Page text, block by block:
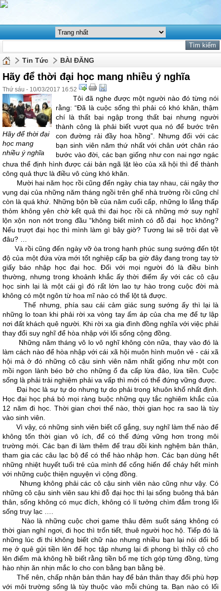
Tin Tức BÀI ĐĂNG
Hãy để thời đại học mang nhiều ý nghĩa
Thứ sáu - 10/03/2017 16:52
Hãy để thời đại
học mang
nhiều ý nghĩa
Tôi đã nghe được một người nào đó từng nói
rằng: “Đã là cuộc sống thì phải có khó khăn, thậm
chí là thất bại ngập trong thất bại nhưng người
thành công là phải biết vượt qua nó để bước trên
con đường rải đầy hoa hồng”. Nhưng đối với các
bạn sinh viên năm thứ nhất với chân ướt chân ráo
bước vào đời, các bạn giống như con nai ngơ ngác
chưa thể định hình được cái bản ngã lặt lèo của xã hội thì để thành
công quả thực là điều vô cùng khó khăn.
Mười hai năm học rồi cũng đến ngày chia tay nhau, cái ngây thơ
vụng dại của những năm tháng ngồi trên ghế nhà trường rồi cũng chỉ
còn là quá khứ. Những bộn bề của năm cuối cấp, những lo lắng thấp
thỏm không yên chờ kết quả thi đại học rồi cả những mớ suy nghĩ
lộn xộn non nớt trong đầu “không biết mình có đỗ đại học không?
Nếu trượt đại học thì mình làm gì bây giờ? Tương lai sẽ trôi dạt về
đâu? …
Và rồi cũng đến ngày vỡ òa trong hạnh phúc sung sướng đến tột
độ của một đứa vừa mới tốt nghiệp cấp ba giờ đây đang trong tay tờ
giấy báo nhập học đại học. Đối với mọi người đó là điều bình
thường, nhưng trong khoảnh khắc ấy thời điểm ấy với các cô cậu
học sinh lại là một cái gì đó rất lớn lao tự hào trong cuộc đời mà
không có một ngôn từ hoa mĩ nào có thể lột tả được.
Thế nhưng, phía sau cái cảm giác sung sướng ấy thì lại là
những lo toan khi phải rời xa vòng tay ấm áp của cha mẹ để tự lập
nơi đất khách quê người. Khi rời xa gia đình đồng nghĩa với việc phải
thay đổi suy nghĩ để hòa nhập với lối sống cộng đồng.
Những năm tháng vô lo vô nghĩ không còn nữa, thay vào đó là
làm cách nào để hòa nhập với cái xã hội muôn hình muôn vẻ - cái xã
hội mà ở đó những cô cậu sinh viên năm nhất giống như một con
mồi ngon lành béo bở cho những ổ đa cấp lừa đảo, lừa tiền. Cuộc
sống là phải trải nghiệm phải va vấp thì mới có thể đứng vững được.
Đại học là sự tự do nhưng tự do phải trong khuôn khổ nhất định.
Học đại học phá bỏ mọi ràng buộc những quy tắc nghiêm khắc của
12 năm đi học. Thời gian chơi thế nào, thời gian học ra sao là tùy
vào sinh viên.
Vì vậy, có những sinh viên biết cố gắng, suy nghĩ làm thế nào để
không tốn thời gian vô ích, để có thể đứng vững hơn trong môi
trường mới. Các bạn đi làm thêm để trau dồi kinh nghệm bản thân,
tham gia các câu lạc bộ để có thể hào nhập hơn. Các bạn dùng hết
những nhiệt huyết tuổi trẻ của mình để cống hiến để cháy hết mình
với những cuộc thiện nguyện vì cộng đồng.
Nhưng không phải các cô cậu sinh viên nào cũng như vậy. Có
những cô cậu sinh viên sau khi đỗ đại học thì lại sống buông thả bản
thân, sống không có mục đích, không có lí tưởng chìm đắm trong lối
sống trụy lạc ….
Nào là những cuộc chơi game thâu đêm suốt sáng không có
thời gian nghỉ ngơi, đi học thì trốn tiết, thuê người học hộ. Tiếp đó là
những lúc đi thi không biết chữ nào nhưng nhiều bạn lại nói dối bố
mẹ ở quê gửi tiền lên để học tập nhưng lại đi phong bì thầy cô cho
lên điểm mà không hề biết rằng tiền bố mẹ tích góp từng đồng, từng
hào nhịn ăn nhịn mắc lo cho con bằng bạn bằng bè.
Thế nên, chấp nhận bản thân hay để bản thân thay đổi phù hợp
với môi trường sống là tùy thuộc vào mỗi chúng ta. Bạn nào có lối